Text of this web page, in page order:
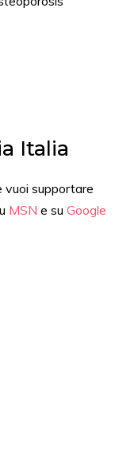
Italia
vuoi supportare
MSN e su Google